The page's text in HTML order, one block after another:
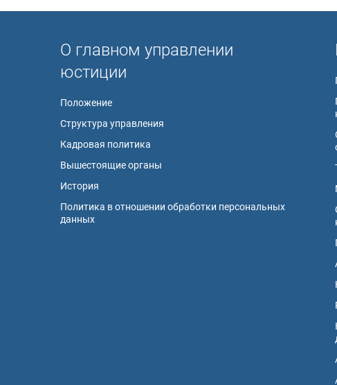
О главном управлении
юстиции
Положение
Структура управления
Кадровая политика
Вышестоящие органы
История
Политика в отношении обработки персональных
данных